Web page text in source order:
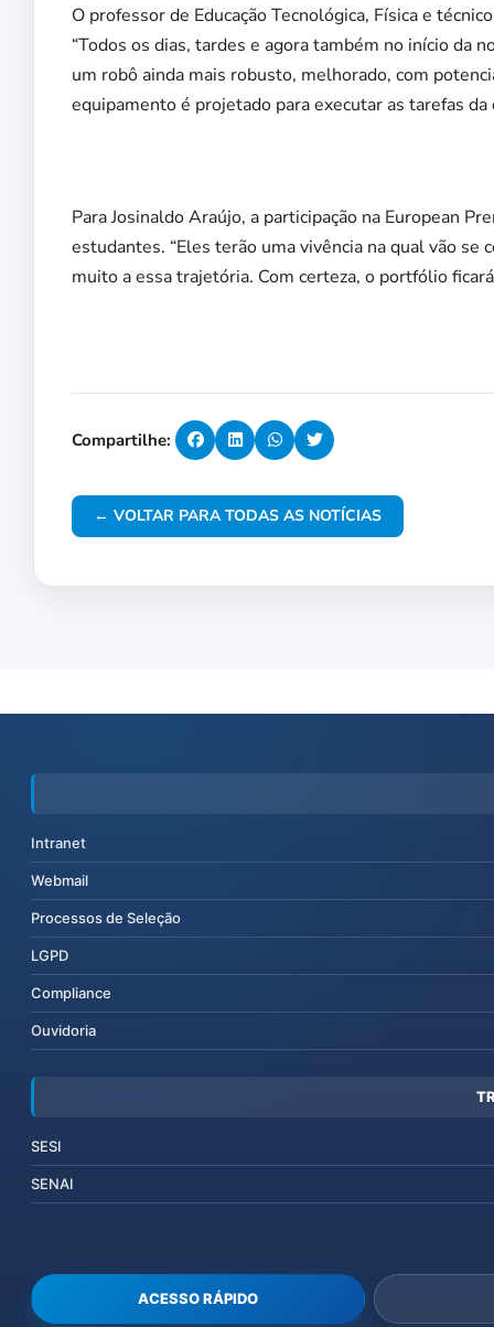
O professor de Educação Tecnológica, Física e
“Todos os dias, tardes e agora também no início
um robô ainda mais robusto, melhorado, com
equipamento é projetado para executar as tarefas
Para Josinaldo Araújo, a participação na European
estudantes. “Eles terão uma vivência na qual vão se
muito a essa trajetória. Com certeza, o portfólio
Compartilhe:
← VOLTAR PARA TODAS AS NOTÍCIAS
Intranet
Webmail
Processos de Seleção
LGPD
Compliance
Ouvidoria
SESI
SENAI
ACESSO RÁPIDO